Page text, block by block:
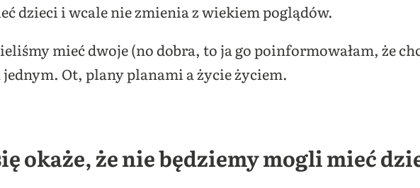
dzieci i wcale nie zmienia z wiekiem poglądów.
mieć dwoje (no dobra, to ja go poinformowałam, że
jednym. Ot, plany planami a życie życiem.
okaże, że nie będziemy mogli mieć